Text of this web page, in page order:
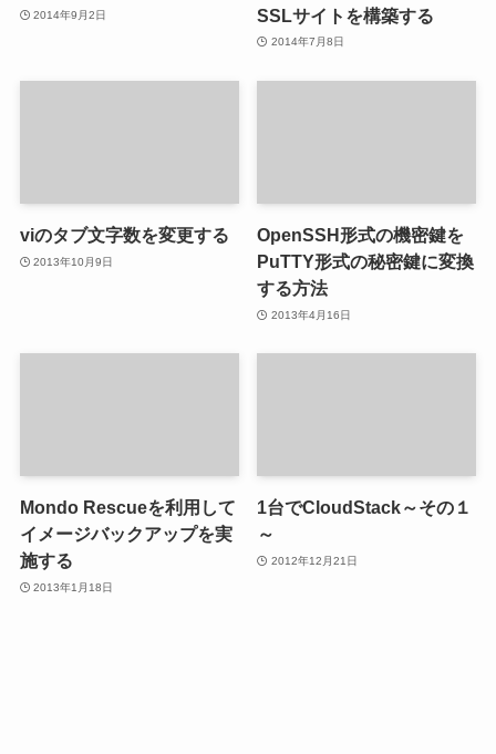
2014年9月2日
SSLサイトを構築する
2014年7月8日
viのタブ文字数を変更する
2013年10月9日
OpenSSH形式の機密鍵を
PuTTY形式の秘密鍵に変換
する方法
2013年4月16日
Mondo Rescueを利用して
イメージバックアップを実
施する
2013年1月18日
1台でCloudStack～その１
～
2012年12月21日